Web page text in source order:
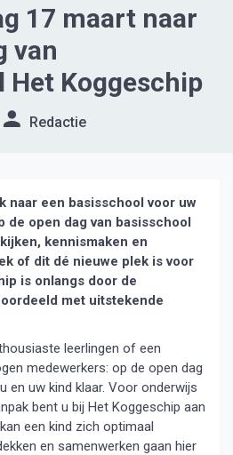
17 maart naar
van
Het Koggeschip
Redactie
naar een basisschool voor uw
de open dag van basisschool
kennismaken en
of dit dé nieuwe plek is voor
is onlangs door de
met uitstekende
leerlingen of een
medewerkers: op de open dag
en uw kind klaar. Voor onderwijs
bent u bij Het Koggeschip aan
een kind zich optimaal
en samenwerken gaan hier